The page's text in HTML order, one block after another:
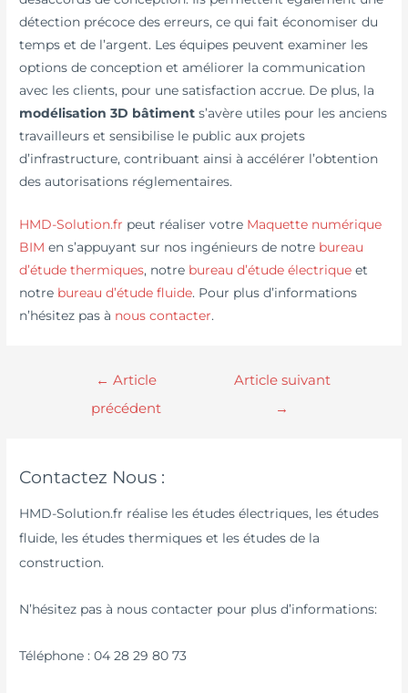
détection précoce des erreurs, ce qui fait économiser du
temps et de l’argent. Les équipes peuvent examiner les
options de conception et améliorer la communication
avec les clients, pour une satisfaction accrue. De plus, la
modélisation 3D bâtiment s’avère utiles pour les anciens
travailleurs et sensibilise le public aux projets
d’infrastructure, contribuant ainsi à accélérer l’obtention
des autorisations réglementaires.
HMD-Solution.fr peut réaliser votre Maquette numérique
BIM en s’appuyant sur nos ingénieurs de notre bureau
d’étude thermiques, notre bureau d’étude électrique et
notre bureau d’étude fluide. Pour plus d’informations
n’hésitez pas à nous contacter.
← Article
précédent
Article suivant
→
Contactez Nous :
HMD-Solution.fr réalise les études électriques, les études
fluide, les études thermiques et les études de la
construction.
N’hésitez pas à nous contacter pour plus d’informations:
Téléphone : 04 28 29 80 73